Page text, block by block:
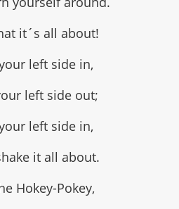
it´s all about!
left side in,
left side out;
left side in,
it all about.
Hokey-Pokey,